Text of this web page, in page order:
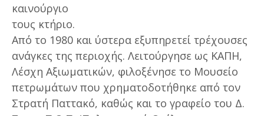
καινούργιο
τους κτήριο.
Από το 1980 και ύστερα εξυπηρετεί τρέχουσες
ανάγκες της περιοχής. Λειτούργησε ως ΚΑΠΗ,
Λέσχη Αξιωματικών, φιλοξένησε το Μουσείο
πετρωμάτων που χρηματοδοτήθηκε από τον
Στρατή Παττακό, καθώς και το γραφείο του Δ.